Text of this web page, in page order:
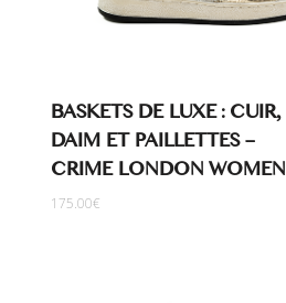
BASKETS DE LUXE : CUIR,
DAIM ET PAILLETTES –
CRIME LONDON WOMEN
175.00€